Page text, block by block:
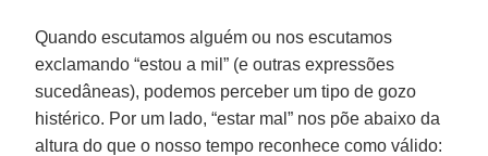
Quando escutamos alguém ou nos escutamos
exclamando “estou a mil” (e outras expressões
sucedâneas), podemos perceber um tipo de gozo
histérico. Por um lado, “estar mal” nos põe abaixo da
altura do que o nosso tempo reconhece como válido: